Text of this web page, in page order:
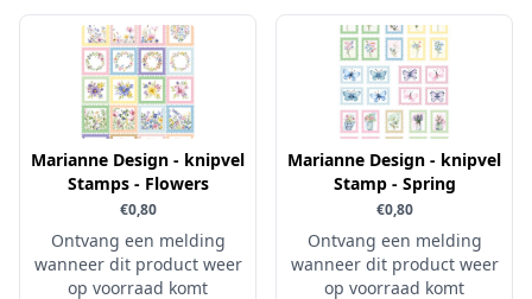
Pan Pastel
Simple and Basic
Marianne Design - knipvel
Stamps - Flowers
€0,80
Ontvang een melding
wanneer dit product weer
op voorraad komt
Marianne Design - knipvel
Stamp - Spring
€0,80
Ontvang een melding
wanneer dit product weer
op voorraad komt